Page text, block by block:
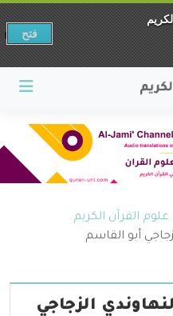
علوم القرآن الكريم
أبو القاسم
الزجاجي
فتح